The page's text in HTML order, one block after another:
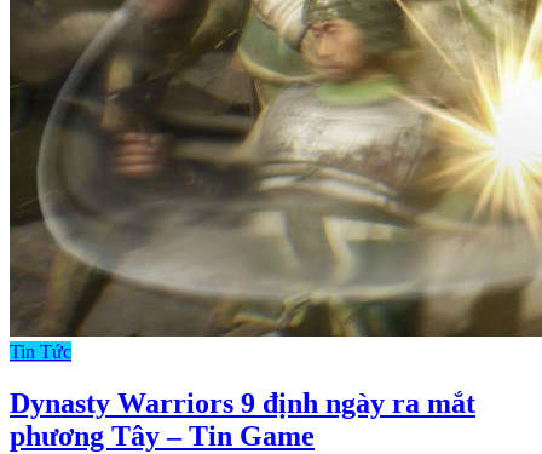
Tin Tức
Dynasty Warriors 9 định ngày ra mắt
phương Tây – Tin Game